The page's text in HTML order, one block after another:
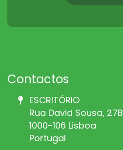
Contactos
ESCRITÓRIO
Rua David Sousa, 27B
1000-106 Lisboa
Portugal